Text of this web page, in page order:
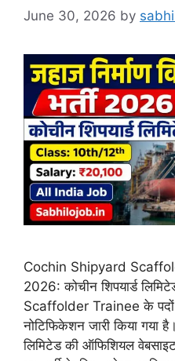
June 30, 2026 by
Cochin Shipyard
2026: कोचीन शिपयार्ड
Scaffolder Trainee के पदों
नोटिफिकेशन जारी किया गया
लिमिटेड की ऑफिशियल